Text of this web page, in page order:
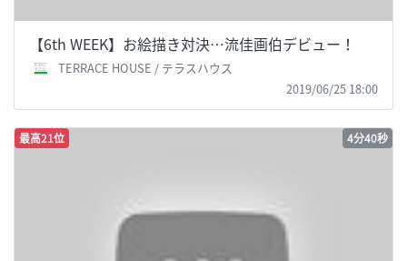
【6th WEEK】お絵描き対決…流佳画伯デビュー！
TERRACE HOUSE / テラスハウス
2019/06/25 18:00
最高21位 4分40秒